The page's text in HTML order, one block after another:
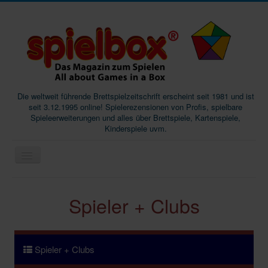
Die weltweit führende Brettspielzeitschrift erscheint seit 1981 und ist
seit 3.12.1995 online! Spielerezensionen von Profis, spielbare
Spieleerweiterungen und alles über Brettspiele, Kartenspiele,
Kinderspiele uvm.
Podcast
Spieler + Clubs
Spieler + Clubs